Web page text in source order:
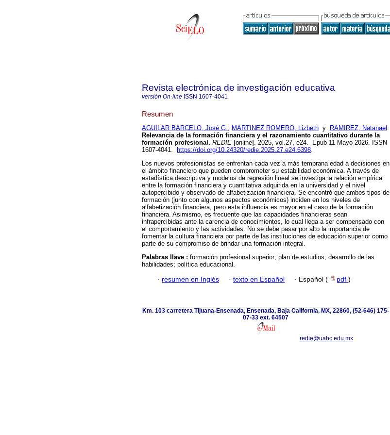
Revista electrónica de investigación educativa
versión On-line ISSN 1607-4041
Resumen
AGUILAR BARCELO, José G.; MARTINEZ ROMERO, Lizbeth y RAMIREZ, Natanael .
Relevancia de la formación financiera y el razonamiento cuantitativo durante la
formación profesional. REDIE [online]. 2025, vol.27, e24. Epub 11-Mayo-2026. ISSN
1607-4041.
https://doi.org/10.24320/redie.2025.27.e24.6398.
Los nuevos profesionistas se enfrentan cada vez a más temprana edad a decisiones en
el ámbito financiero que pueden comprometer su estabilidad económica. A través de
estadística descriptiva y modelos de regresión lineal se investiga la relación empírica
entre la formación financiera y cuantitativa adquirida en la universidad y el nivel
autopercibido y observado de alfabetización financiera. Se encontró que ambos tipos de
formación (junto con algunos aspectos económicos) inciden en los niveles de
alfabetización financiera, pero esta influencia es mayor en el caso de la formación
financiera. Asimismo, es frecuente que las capacidades financieras sean
infrapercibidas ante la carencia de conocimientos, lo cual llega a ser compensado con
el comportamiento y las actividades. No se debe pasar por alto la importancia de
fomentar la cultura financiera por parte de las instituciones de educación superior como
parte de su compromiso de brindar una formación integral.
Palabras llave : formación profesional superior; plan de estudios; desarrollo de las
habilidades; política educacional.
· resumen en Inglés · texto en Español · Español ( pdf )
Km. 103 carretera Tijuana-Ensenada, Ensenada, Baja California, MX, 22860, (52-646) 175-
07-33 ext. 64507
redie@uabc.edu.mx